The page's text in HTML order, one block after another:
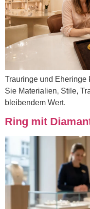
Trauringe und Eheringe
Sie Materialien, Stile,
bleibendem Wert.
Ring mit